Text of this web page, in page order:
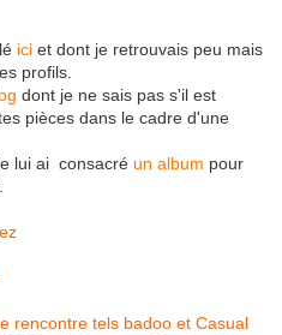
ici et dont je retrouvais peu mais
profils.
dont je ne sais pas s'il est
pièces dans le cadre d'une
lui ai consacré un album pour
rencontre tels badoo et Casual